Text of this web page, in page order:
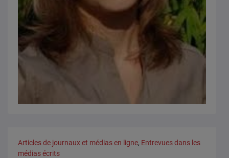
Articles de journaux et médias en ligne, Entrevues dans les
médias écrits